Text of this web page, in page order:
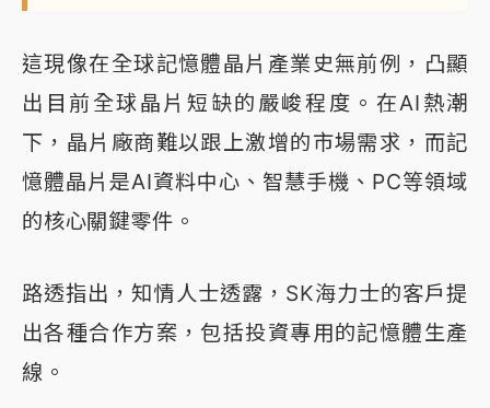
這現像在全球記憶體晶片產業史無前例，凸顯
出目前全球晶片短缺的嚴峻程度。在AI熱潮
下，晶片廠商難以跟上激增的市場需求，而記
憶體晶片是AI資料中心、智慧手機、PC等領域
的核心關鍵零件。
路透指出，知情人士透露，SK海力士的客戶提
出各種合作方案，包括投資專用的記憶體生產
線。